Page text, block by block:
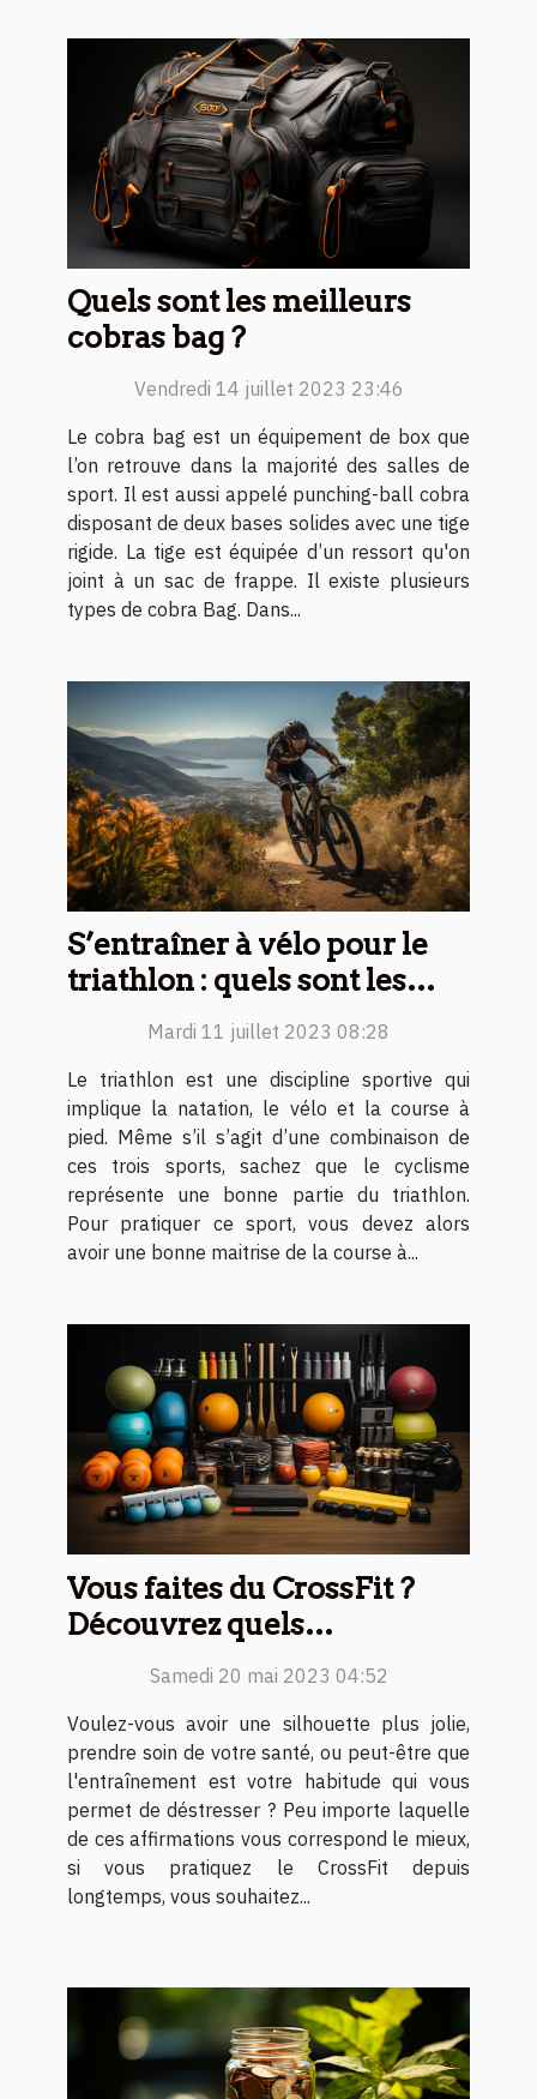
Quels sont les meilleurs
cobras bag ?
Vendredi 14 juillet 2023 23:46
Le cobra bag est un équipement de box que
l’on retrouve dans la majorité des salles de
sport. Il est aussi appelé punching-ball cobra
disposant de deux bases solides avec une tige
rigide. La tige est équipée d’un ressort qu'on
joint à un sac de frappe. Il existe plusieurs
types de cobra Bag. Dans...
S’entraîner à vélo pour le
triathlon : quels sont les
secrets pour commencer ce
Mardi 11 juillet 2023 08:28
Le triathlon est une discipline sportive qui
implique la natation, le vélo et la course à
pied. Même s’il s’agit d’une combinaison de
ces trois sports, sachez que le cyclisme
représente une bonne partie du triathlon.
Pour pratiquer ce sport, vous devez alors
avoir une bonne maitrise de la course à...
Vous faites du CrossFit ?
Découvrez quels
accessoires choisir
Samedi 20 mai 2023 04:52
Voulez-vous avoir une silhouette plus jolie,
prendre soin de votre santé, ou peut-être que
l'entraînement est votre habitude qui vous
permet de déstresser ? Peu importe laquelle
de ces affirmations vous correspond le mieux,
si vous pratiquez le CrossFit depuis
longtemps, vous souhaitez...